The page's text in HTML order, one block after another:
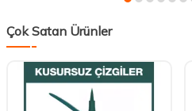
Çok Satan Ürünler